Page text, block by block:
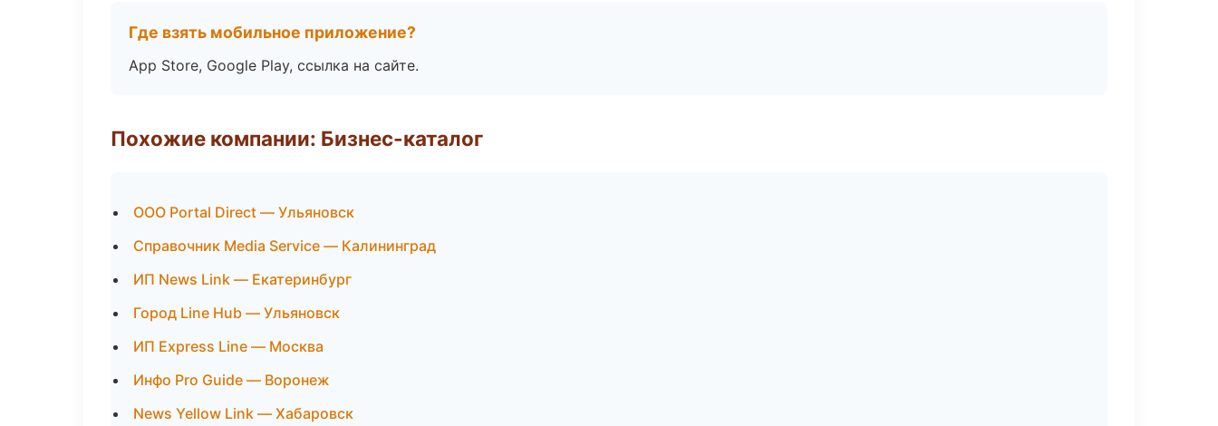
Где взять мобильное приложение?
App Store, Google Play, ссылка на сайте.
Похожие компании: Бизнес-каталог
ООО Portal Direct — Ульяновск
Справочник Media Service — Калининград
ИП News Link — Екатеринбург
Город Line Hub — Ульяновск
ИП Express Line — Москва
Инфо Pro Guide — Воронеж
News Yellow Link — Хабаровск